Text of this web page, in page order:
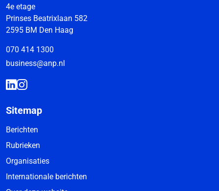
4e etage
Prinses Beatrixlaan 582
2595 BM Den Haag
070 414 1300
business@anp.nl
Sitemap
Berichten
Rubrieken
Organisaties
Internationale berichten